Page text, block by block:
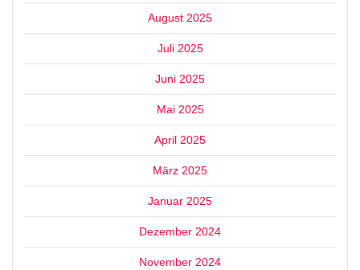
August 2025
Juli 2025
Juni 2025
Mai 2025
April 2025
März 2025
Januar 2025
Dezember 2024
November 2024